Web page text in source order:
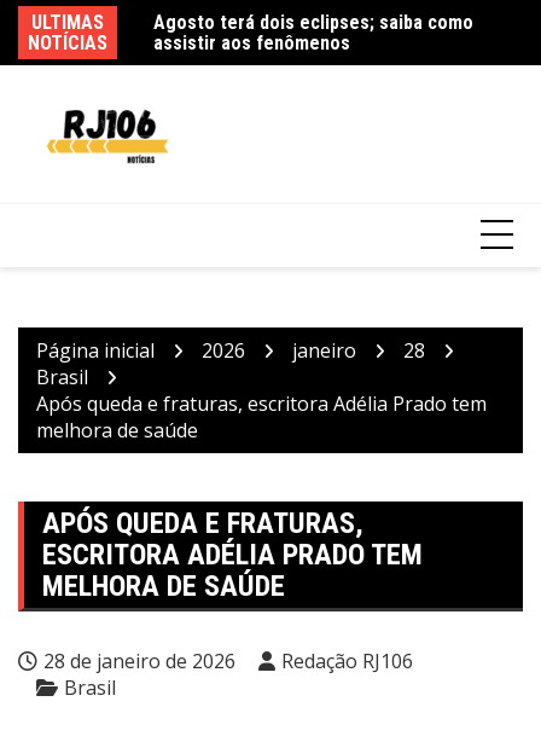
para
o
ULTIMAS
NOTÍCIAS
Quatro pessoas morrem em queda de
Página inicial 2026 janeiro
28
Brasil
Após queda e fraturas, escritora Adélia Prado tem
melhora de saúde
APÓS QUEDA E FRATURAS,
ESCRITORA ADÉLIA PRADO TEM
MELHORA DE SAÚDE
28 de janeiro de 2026
Redação RJ106
Brasil